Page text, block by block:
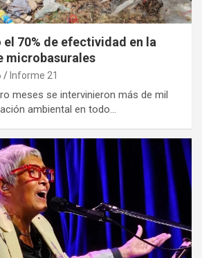
el 70% de efectividad en la
microbasurales
Informe 21
meses se intervinieron más de mil
ambiental en todo…